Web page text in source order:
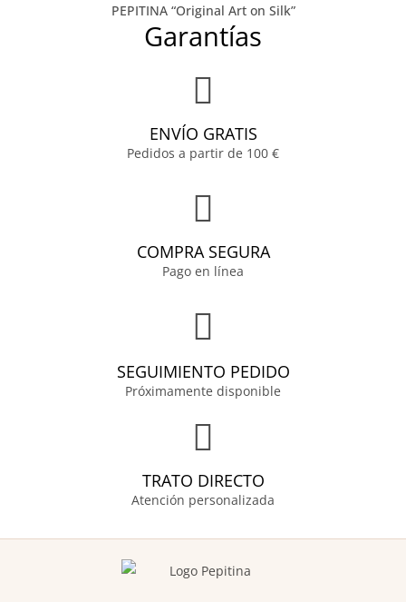
PEPITINA “Original Art on Silk”
Garantías
ENVÍO GRATIS
Pedidos a partir de 100 €
COMPRA SEGURA
Pago en línea
SEGUIMIENTO PEDIDO
Próximamente disponible
TRATO DIRECTO
Atención personalizada